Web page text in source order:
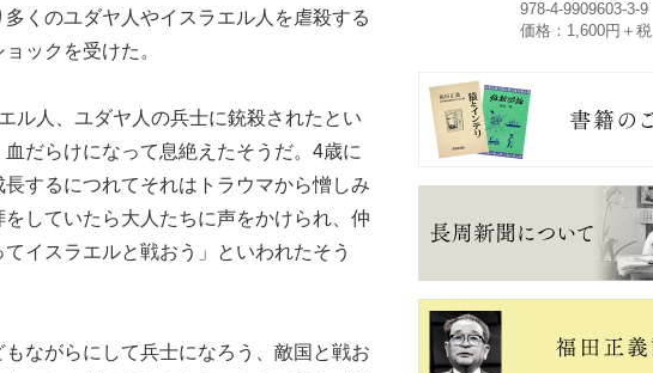
くのユダヤ人やイスラエル人を虐殺する
ックを受けた。
ル人、ユダヤ人の兵士に銃殺されたとい
だらけになって息絶えたそうだ。4歳に
するにつれてそれはトラウマから憎しみ
していたら大人たちに声をかけられ、仲
イスラエルと戦おう」といわれたそう
ながらにして兵士になろう、敵国と戦お
978-4-9909603-3-9
価格：1,600円＋税